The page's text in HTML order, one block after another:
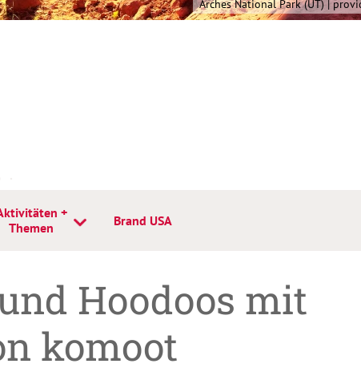
+
Themen
Brand USA
Hoodoos mit
komoot